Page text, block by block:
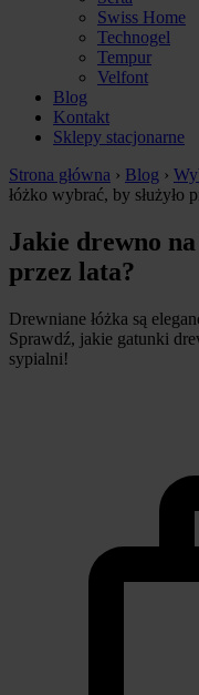
Swiss Home
Technogel
Tempur
Velfont
Blog
Kontakt
Sklepy stacjonarne
Strona główna › Blog ›
łóżko wybrać, by służyło
Jakie drewno na
przez lata?
Drewniane łóżka są
Sprawdź, jakie gatunki
sypialni!